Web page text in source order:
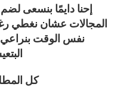
إحنا دايمًا بنسعى
المجالات عشان نغطي
نفس الوقت بنراعي
كل